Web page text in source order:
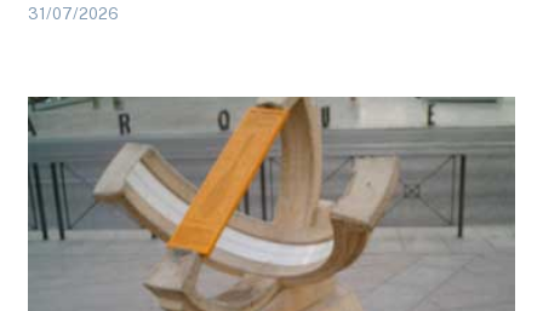
31/07/2026